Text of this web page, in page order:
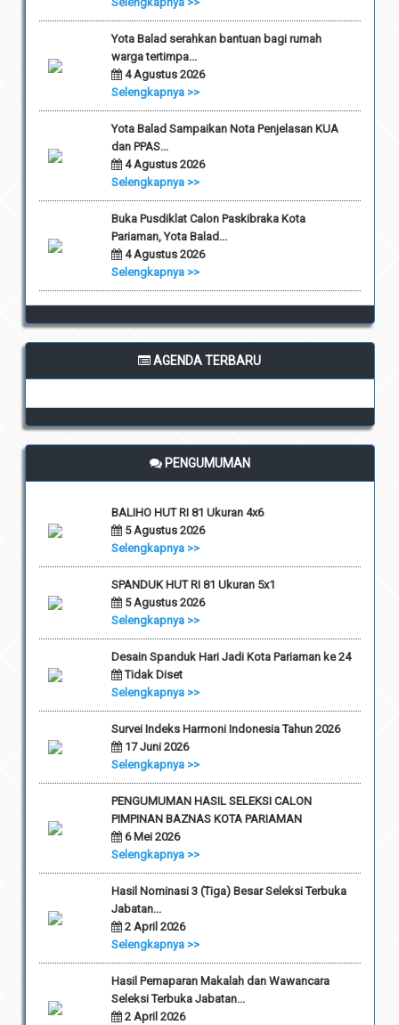
Yota Balad serahkan bantuan bagi rumah
warga tertimpa...
4 Agustus 2026
Selengkapnya >>
Yota Balad Sampaikan Nota Penjelasan KUA
dan PPAS...
4 Agustus 2026
Selengkapnya >>
Buka Pusdiklat Calon Paskibraka Kota
Pariaman, Yota Balad...
4 Agustus 2026
Selengkapnya >>
AGENDA TERBARU
PENGUMUMAN
BALIHO HUT RI 81 Ukuran 4x6
5 Agustus 2026
Selengkapnya >>
SPANDUK HUT RI 81 Ukuran 5x1
5 Agustus 2026
Selengkapnya >>
Desain Spanduk Hari Jadi Kota Pariaman ke 24
Tidak Diset
Selengkapnya >>
Survei Indeks Harmoni Indonesia Tahun 2026
17 Juni 2026
Selengkapnya >>
PENGUMUMAN HASIL SELEKSI CALON
PIMPINAN BAZNAS KOTA PARIAMAN
6 Mei 2026
Selengkapnya >>
Hasil Nominasi 3 (Tiga) Besar Seleksi Terbuka
Jabatan...
2 April 2026
Selengkapnya >>
Hasil Pemaparan Makalah dan Wawancara
Seleksi Terbuka Jabatan...
2 April 2026